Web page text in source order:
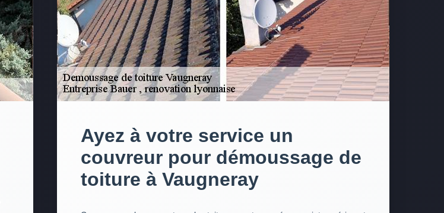
Ayez à votre service un
couvreur pour démoussage de
toiture à Vaugneray